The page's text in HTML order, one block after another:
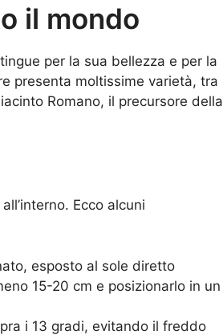
il mondo
per la sua bellezza e per la
presenta moltissime varietà, tra
Romano, il precursore della
Ecco alcuni
esposto al sole diretto
15-20 cm e posizionarlo in un
i 13 gradi, evitando il freddo